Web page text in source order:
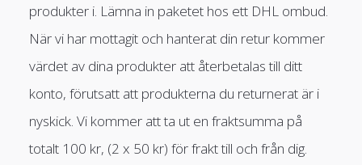
produkter i. Lämna in paketet hos ett DHL ombud.
När vi har mottagit och hanterat din retur kommer
värdet av dina produkter att återbetalas till ditt
konto, förutsatt att produkterna du returnerat är i
nyskick. Vi kommer att ta ut en fraktsumma på
totalt 100 kr, (2 x 50 kr) för frakt till och från dig.